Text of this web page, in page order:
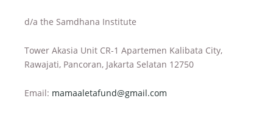
d/a the Samdhana Institute
Tower Akasia Unit CR-1 Apartemen Kalibata City,
Rawajati, Pancoran, Jakarta Selatan 12750
Email: mamaaletafund@gmail.com